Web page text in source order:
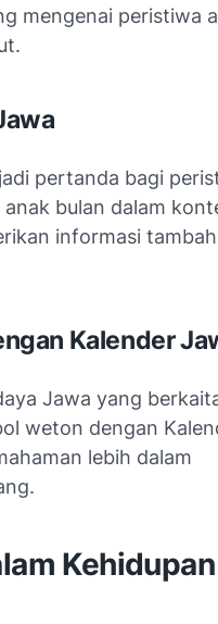
mengenai peristiwa
pertanda bagi
bulan dalam
informasi
Kalender
Jawa yang
weton dengan
lebih dalam
Kehidupan